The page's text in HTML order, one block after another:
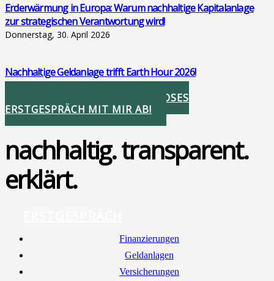
Erd­er­wär­mung in Euro­pa: War­um nach­hal­ti­ge Kapi­tal­an­la­ge
zur stra­te­gi­schen Ver­ant­wor­tung wird!
Donnerstag, 30. April 2026
Nach­hal­ti­ge Geld­an­la­ge trifft Earth Hour 2026!
Donnerstag, 26. März 2026
STIMMEN SIE IHR KOSTENLOSES
ERSTGESPRÄCH MIT MIR AB!
nachhaltig. transparent.
erklärt.
Finan­zie­run­gen
Geld­an­la­gen
Ver­si­che­run­gen